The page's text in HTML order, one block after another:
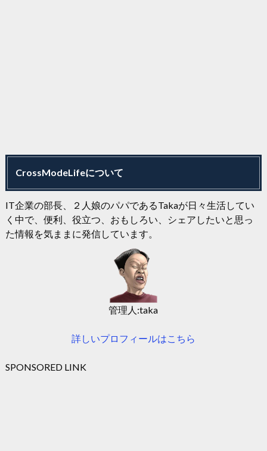
CrossModeLifeについて
IT企業の部長、２人娘のパパであるTakaが日々生活してい
く中で、便利、役立つ、おもしろい、シェアしたいと思っ
た情報を気ままに発信しています。
管理人:taka
詳しいプロフィールはこちら
SPONSORED LINK